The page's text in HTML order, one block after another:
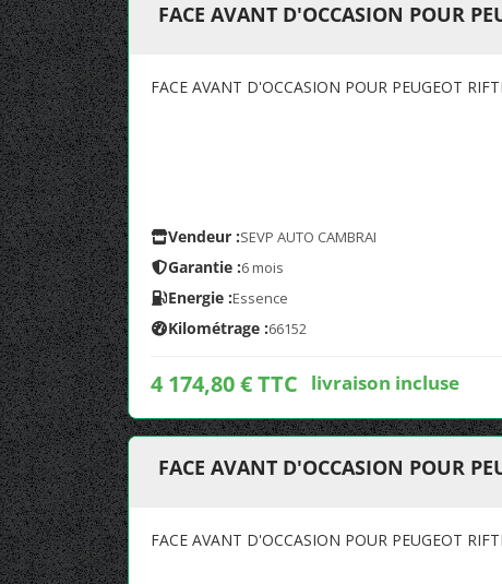
FACE AVANT D'OCCASION POUR
FACE AVANT D'OCCASION POUR PEUGEOT
Vendeur :SEVP AUTO CAMBRAI
Garantie :6 mois
Energie :Essence
Kilométrage :66152
4 174,80 € TTC livraison incluse
FACE AVANT D'OCCASION POUR
FACE AVANT D'OCCASION POUR PEUGEOT